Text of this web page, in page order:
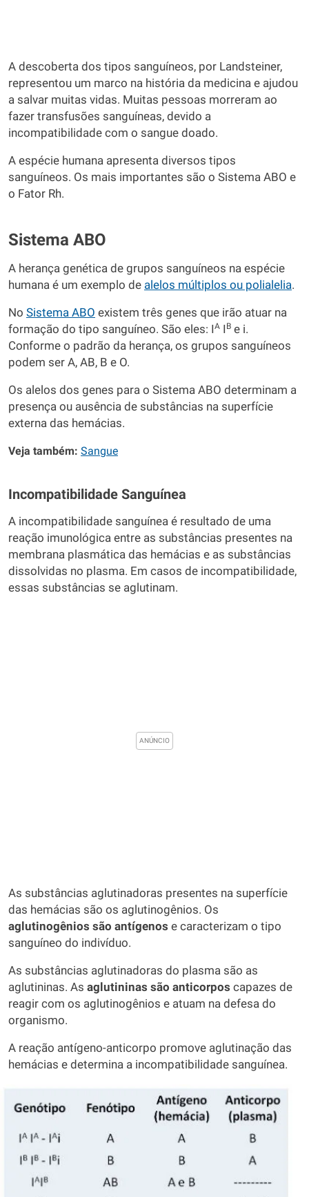
A descoberta dos tipos sanguíneos, por Landsteiner,
representou um marco na história da medicina e ajudou
a salvar muitas vidas. Muitas pessoas morreram ao
fazer transfusões sanguíneas, devido a
incompatibilidade com o sangue doado.
A espécie humana apresenta diversos tipos
sanguíneos. Os mais importantes são o Sistema ABO e
o Fator Rh.
Sistema ABO
A herança genética de grupos sanguíneos na espécie
humana é um exemplo de alelos múltiplos ou polialelia.
No Sistema ABO existem três genes que irão atuar na
formação do tipo sanguíneo. São eles: IA I B e i.
Conforme o padrão da herança, os grupos sanguíneos
podem ser A, AB, B e O.
Os alelos dos genes para o Sistema ABO determinam a
presença ou ausência de substâncias na superfície
externa das hemácias.
Veja também: Sangue
Incompatibilidade Sanguínea
A incompatibilidade sanguínea é resultado de uma
reação imunológica entre as substâncias presentes na
membrana plasmática das hemácias e as substâncias
dissolvidas no plasma. Em casos de incompatibilidade,
essas substâncias se aglutinam.
As substâncias aglutinadoras presentes na superfície
das hemácias são os aglutinogênios. Os
aglutinogênios são antígenos e caracterizam o tipo
sanguíneo do indivíduo.
As substâncias aglutinadoras do plasma são as
aglutininas. As aglutininas são anticorpos capazes de
reagir com os aglutinogênios e atuam na defesa do
organismo.
A reação antígeno-anticorpo promove aglutinação das
hemácias e determina a incompatibilidade sanguínea.